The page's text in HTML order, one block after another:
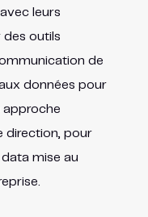
leurs
des outils
de
données pour
approche
direction, pour
mise au